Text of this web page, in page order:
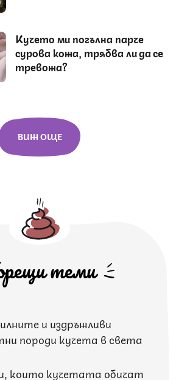
Кучето ми погълна парче
сурова кожа, трябва ли да се
тревожа?
ВИЖ ОЩЕ
теми
и издръжливи
породи кучета в света
които кучетата обичат